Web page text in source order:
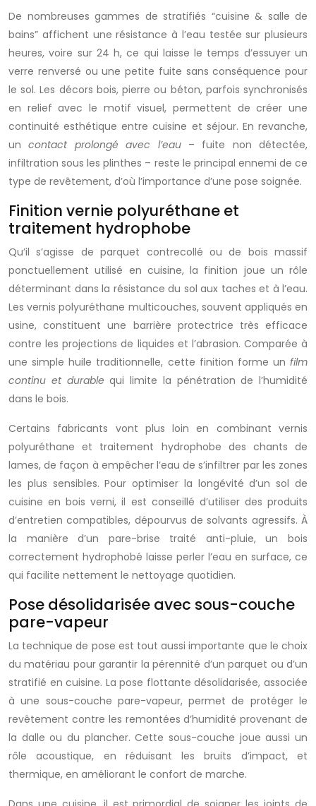
De nombreuses gammes de stratifiés “cuisine & salle de
bains” affichent une résistance à l’eau testée sur plusieurs
heures, voire sur 24 h, ce qui laisse le temps d’essuyer un
verre renversé ou une petite fuite sans conséquence pour
le sol. Les décors bois, pierre ou béton, parfois synchronisés
en relief avec le motif visuel, permettent de créer une
continuité esthétique entre cuisine et séjour. En revanche,
uncontact prolongé avec l’eau– fuite non détectée,
infiltration sous les plinthes – reste le principal ennemi de ce
type de revêtement, d’où l’importance d’une pose soignée.
Finition vernie polyuréthane et
traitement hydrophobe
Qu’il s’agisse de parquet contrecollé ou de bois massif
ponctuellement utilisé en cuisine, la finition joue un rôle
déterminant dans la résistance du sol aux taches et à l’eau.
Les vernis polyuréthane multicouches, souvent appliqués en
usine, constituent une barrière protectrice très efficace
contre les projections de liquides et l’abrasion. Comparée à
une simple huile traditionnelle, cette finition forme un film
continu et durable qui limite la pénétration de l’humidité
dans le bois.
Certains fabricants vont plus loin en combinant vernis
polyuréthane et traitement hydrophobe des chants de
lames, de façon à empêcher l’eau de s’infiltrer par les zones
les plus sensibles. Pour optimiser la longévité d’un sol de
cuisine en bois verni, il est conseillé d’utiliser des produits
d’entretien compatibles, dépourvus de solvants agressifs. À
la manière d’un pare-brise traité anti-pluie, un bois
correctement hydrophobé laisse perler l’eau en surface, ce
qui facilite nettement le nettoyage quotidien.
Pose désolidarisée avec sous-couche
pare-vapeur
La technique de pose est tout aussi importante que le choix
du matériau pour garantir la pérennité d’un parquet ou d’un
stratifié en cuisine. La pose flottante désolidarisée, associée
à une sous-couche pare-vapeur, permet de protéger le
revêtement contre les remontées d’humidité provenant de
la dalle ou du plancher. Cette sous-couche joue aussi un
rôle acoustique, en réduisant les bruits d’impact, et
thermique, en améliorant le confort de marche.